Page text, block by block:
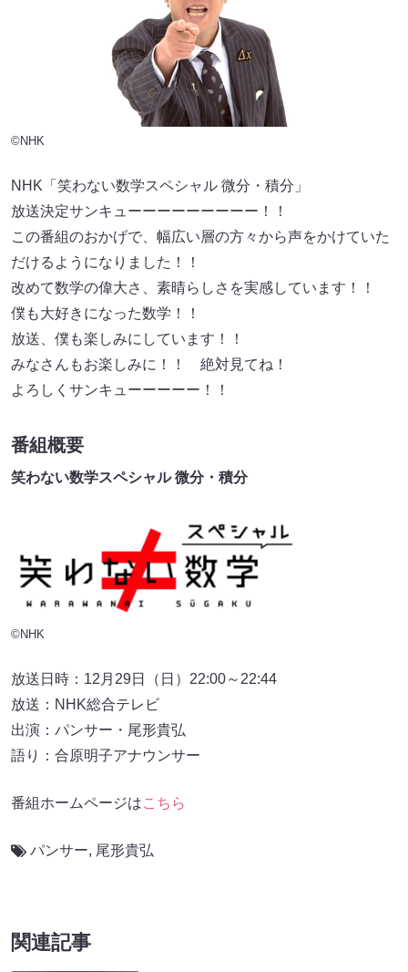
©NHK
NHK「笑わない数学スペシャル 微分・積分」
放送決定サンキューーーーーーーーー！！
この番組のおかげで、幅広い層の方々から声をかけていた
だけるようになりました！！
改めて数学の偉大さ、素晴らしさを実感しています！！
僕も大好きになった数学！！
放送、僕も楽しみにしています！！
みなさんもお楽しみに！！ 絶対見てね！
よろしくサンキューーーーー！！
番組概要
笑わない数学スペシャル 微分・積分
©NHK
放送日時：12月29日（日）22:00～22:44
放送：NHK総合テレビ
出演：パンサー・尾形貴弘
語り：合原明子アナウンサー
番組ホームページはこちら
パンサー, 尾形貴弘
関連記事